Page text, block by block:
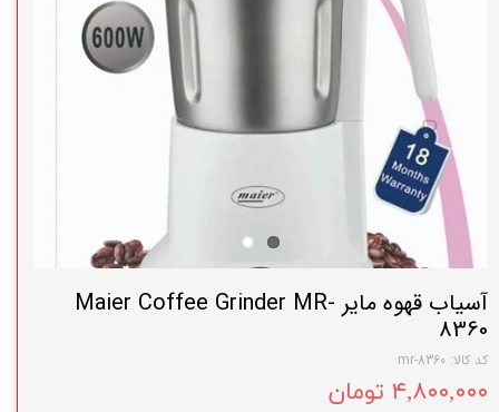
آسیاب قهوه مایر Maier Coffee Grinder MR-
8360
کد کالا: mr-8360
۴,۸۰۰,۰۰۰ تومان